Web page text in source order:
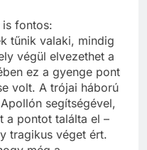
is fontos:
tűnik valaki, mindig
végül elvezethet a
ez a gyenge pont
volt. A trójai háború
segítségével,
a pontot találta el –
tragikus véget ért.